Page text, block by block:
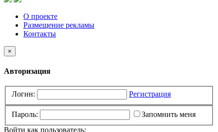
О проекте
Размещение рекламы
Контакты
×
Авторизация
Логин: Регистрация
Пароль:
Запомнить меня
Войти как пользователь: